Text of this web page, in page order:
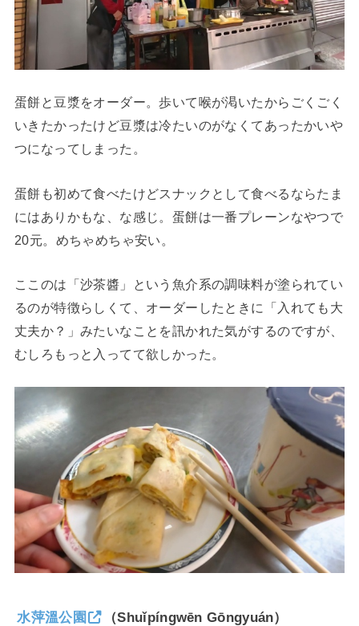
蛋餅と豆漿をオーダー。歩いて喉が渇いたからごくごく
いきたかったけど豆漿は冷たいのがなくてあったかいや
つになってしまった。
蛋餅も初めて食べたけどスナックとして食べるならたま
にはありかもな、な感じ。蛋餅は一番プレーンなやつで
20元。めちゃめちゃ安い。
ここのは「沙茶醬」という魚介系の調味料が塗られてい
るのが特徴らしくて、オーダーしたときに「入れても大
丈夫か？」みたいなことを訊かれた気がするのですが、
むしろもっと入ってて欲しかった。
水萍溫公園 （Shuǐpíngwēn Gōngyuán）